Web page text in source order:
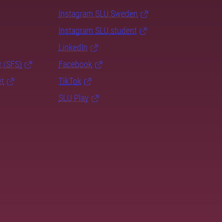
Instagram SLU.Sweden
Instagram SLU.student
LinkedIn
Facebook
TikTok
SLU Play